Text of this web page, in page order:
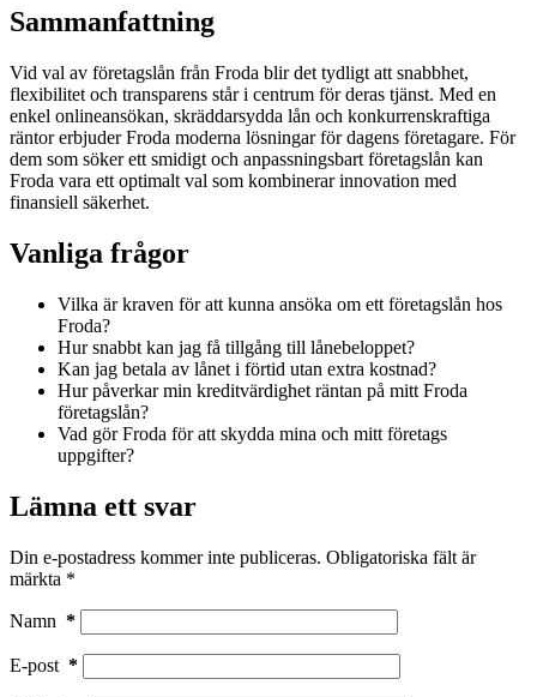
Sammanfattning
Vid val av företagslån från Froda blir det tydligt att snabbhet,
flexibilitet och transparens står i centrum för deras tjänst. Med en
enkel onlineansökan, skräddarsydda lån och konkurrenskraftiga
räntor erbjuder Froda moderna lösningar för dagens företagare. För
dem som söker ett smidigt och anpassningsbart företagslån kan
Froda vara ett optimalt val som kombinerar innovation med
finansiell säkerhet.
Vanliga frågor
Vilka är kraven för att kunna ansöka om ett företagslån hos
Froda?
Hur snabbt kan jag få tillgång till lånebeloppet?
Kan jag betala av lånet i förtid utan extra kostnad?
Hur påverkar min kreditvärdighet räntan på mitt Froda
företagslån?
Vad gör Froda för att skydda mina och mitt företags
uppgifter?
Lämna ett svar
Din e-postadress kommer inte publiceras. Obligatoriska fält är
märkta *
Namn *
E-post *